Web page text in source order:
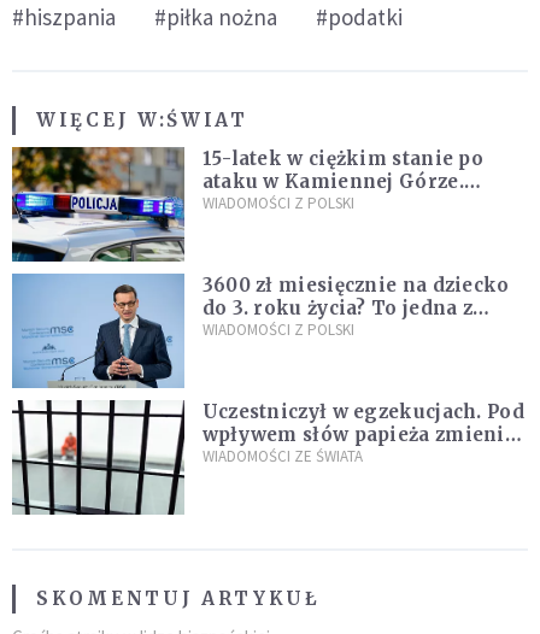
#hiszpania #piłka nożna #podatki
WIĘCEJ W:ŚWIAT
15-latek w ciężkim stanie po
ataku w Kamiennej Górze.
Policja zatrzymała dwóch
WIADOMOŚCI Z POLSKI
3600 zł miesięcznie na dziecko
do 3. roku życia? To jedna z
propozycji programu "Rozwój
WIADOMOŚCI Z POLSKI
Uczestniczył w egzekucjach. Pod
wpływem słów papieża zmienił
zdanie
WIADOMOŚCI ZE ŚWIATA
SKOMENTUJ ARTYKUŁ